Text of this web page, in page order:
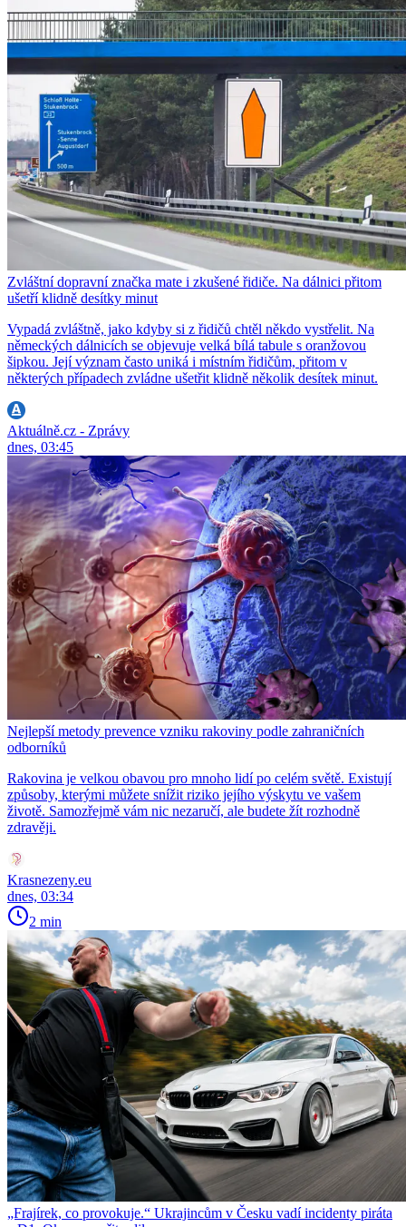
Zvláštní dopravní značka mate i zkušené řidiče. Na dálnici přitom
ušetří klidně desítky minut
Vypadá zvláštně, jako kdyby si z řidičů chtěl někdo vystřelit. Na
německých dálnicích se objevuje velká bílá tabule s oranžovou
šipkou. Její význam často uniká i místním řidičům, přitom v
některých případech zvládne ušetřit klidně několik desítek minut.
Aktuálně.cz - Zprávy
dnes, 03:45
Nejlepší metody prevence vzniku rakoviny podle zahraničních
odborníků
Rakovina je velkou obavou pro mnoho lidí po celém světě. Existují
způsoby, kterými můžete snížit riziko jejího výskytu ve vašem
životě. Samozřejmě vám nic nezaručí, ale budete žít rozhodně
zdravěji.
Krasnezeny.eu
dnes, 03:34
2 min
„Frajírek, co provokuje.“ Ukrajincům v Česku vadí incidenty piráta